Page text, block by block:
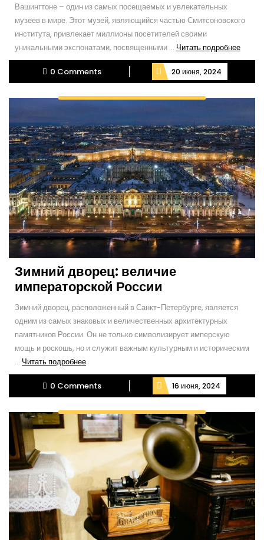
Вашингтоне – один из самых посещаемых и увлекательных
музеев в мире. Этот музей, являющийся частью Смитсоновского
института, привлекает миллионы посетителей своими
уникальными экспонатами, посвященными ... Читать подробнееЧитать
0 Comments
20 июня, 2024
Зимний дворец: величие
императорской России
Зимний дворец, расположенный в Санкт-Петербурге, является
одним из самых знаковых и величественных архитектурных
памятников России. Он не только символизирует имперскую
мощь и роскошь, но и служит важным культурным и историческим
... Читать подробнееЧитать
подробнее
0 Comments
16 июня, 2024